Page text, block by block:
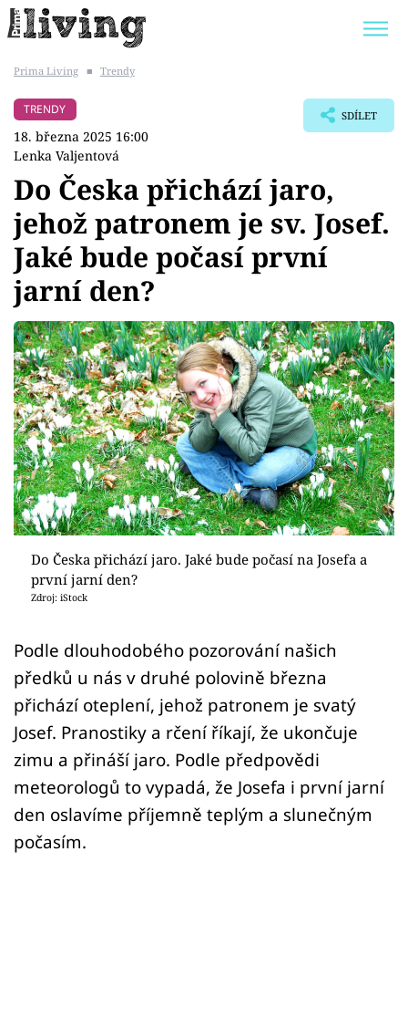
BYDLENÍ SLAVNÝCH
Témata
Bydlení
Zahrada
Design
Sledujte prima+
Přihlášení
Sledujte nás
Prima Living ■ Trendy
TRENDY
18. března 2025 16:00
Lenka Valjentová
SDÍLET
Do Česka přichází jaro,
jehož patronem je sv. Josef.
Jaké bude počasí první
jarní den?
Do Česka přichází jaro. Jaké bude počasí na Josefa a
první jarní den?
Zdroj: iStock
Podle dlouhodobého pozorování našich
předků u nás v druhé polovině března
přichází oteplení, jehož patronem je svatý
Josef. Pranostiky a rčení říkají, že ukončuje
zimu a přináší jaro. Podle předpovědi
meteorologů to vypadá, že Josefa i první jarní
den oslavíme příjemně teplým a slunečným
počasím.